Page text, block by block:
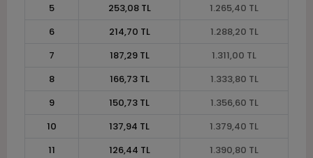
5
253,08 TL
1.265,40 TL
6
214,70 TL
1.288,20 TL
7
187,29 TL
1.311,00 TL
8
166,73 TL
1.333,80 TL
9
150,73 TL
1.356,60 TL
10
137,94 TL
1.379,40 TL
11
126,44 TL
1.390,80 TL